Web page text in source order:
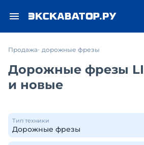
Продажа дорожные фрезы
Дорожные фрезы
и новые
Тип техники